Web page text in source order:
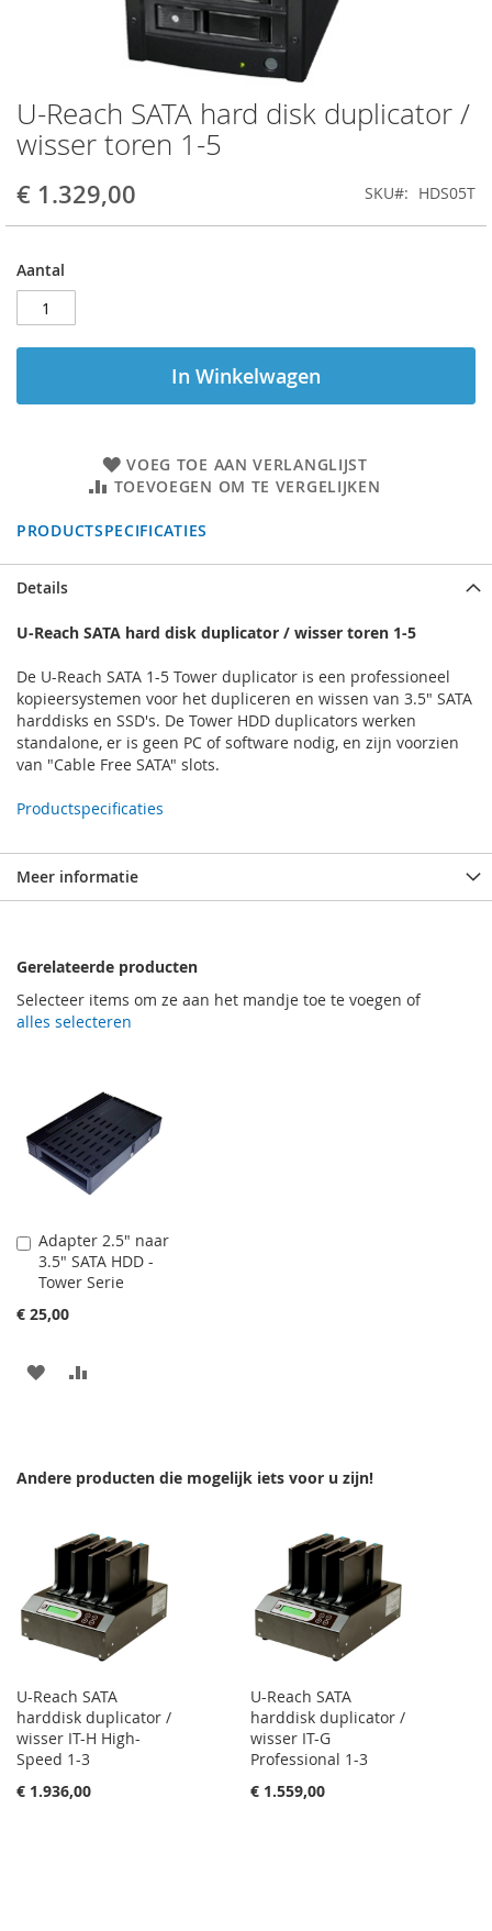
U-Reach SATA hard disk duplicator /
wisser toren 1-5
€ 1.329,00 SKU HDS05T
Aantal
In Winkelwagen
VOEG TOE AAN VERLANGLIJST
TOEVOEGEN OM TE VERGELIJKEN
PRODUCTSPECIFICATIES
Ga
naar
het
van
gallerij
Details
U-Reach SATA hard disk duplicator / wisser toren 1-5
De U-Reach SATA 1-5 Tower duplicator is een professioneel
kopieersystemen voor het dupliceren en wissen van 3.5" SATA
harddisks en SSD's. De Tower HDD duplicators werken
standalone, er is geen PC of software nodig, en zijn voorzien
van "Cable Free SATA" slots.
Productspecificaties
Meer informatie
Gerelateerde producten
Selecteer items om ze aan het mandje toe te voegen of
alles selecteren
Adapter 2.5" naar
3.5" SATA HDD -
Tower Serie
€ 25,00
In
Winkelwagen
VOEG
VERLANGLIJST
VERGELIJKEN
Andere producten die mogelijk iets voor u zijn!
U-Reach SATA
harddisk duplicator /
wisser IT-H High-
Speed 1-3
€ 1.936,00
U-Reach SATA
harddisk duplicator /
wisser IT-G
Professional 1-3
€ 1.559,00